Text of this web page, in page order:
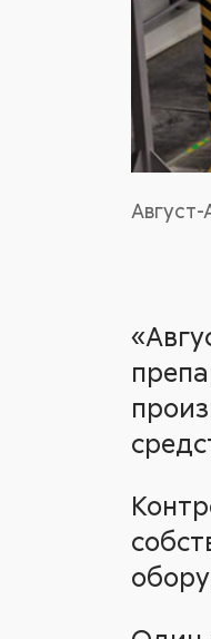
Август-